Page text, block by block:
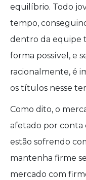
equilíbrio. Todo
tempo,
dentro da equipe
forma possível, e
racionalmente, é
os títulos nesse
Como dito, o
afetado por conta
estão sofrendo
mantenha firme
mercado com